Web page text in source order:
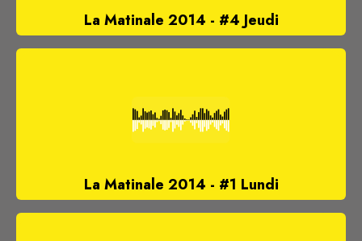
La Matinale 2014 - #4 Jeudi
La Matinale 2014 - #1 Lundi